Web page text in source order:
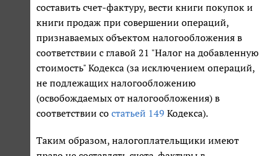
составить счет-фактуру, вести книги покупок и
книги продаж при совершении операций,
признаваемых объектом налогообложения в
соответствии с главой 21 "Налог на добавленную
стоимость" Кодекса (за исключением операций,
не подлежащих налогообложению
(освобождаемых от налогообложения) в
соответствии со статьей 149 Кодекса).
Таким образом, налогоплательщики имеют